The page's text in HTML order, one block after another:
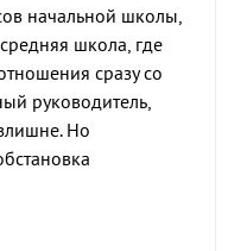
начальной школы,
школа, где
сразу со
руководитель,
Но